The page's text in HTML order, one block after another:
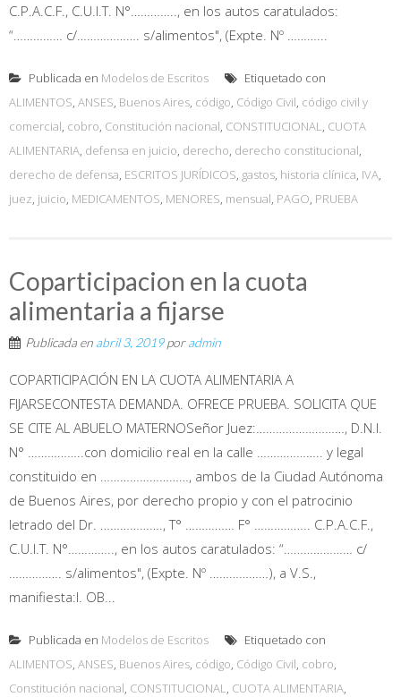
C.P.A.C.F., C.U.I.T. N°………….., en los autos caratulados:
“…………… c/………………. s/alimentos", (Expte. Nº ………...
Publicada en Modelos de Escritos
Etiquetado con
ALIMENTOS, ANSES, Buenos Aires, código, Código Civil, código civil y
comercial, cobro, Constitución nacional, CONSTITUCIONAL, CUOTA
ALIMENTARIA, defensa en juicio, derecho, derecho constitucional,
derecho de defensa, ESCRITOS JURÍDICOS, gastos, historia clínica, IVA,
juez, juicio, MEDICAMENTOS, MENORES, mensual, PAGO, PRUEBA
Coparticipacion en la cuota
alimentaria a fijarse
Publicada en abril 3, 2019poradmin
COPARTICIPACIÓN EN LA CUOTA ALIMENTARIA A
FIJARSECONTESTA DEMANDA. OFRECE PRUEBA. SOLICITA QUE
SE CITE AL ABUELO MATERNOSeñor Juez:………………………, D.N.I.
N° ……………..con domicilio real en la calle ……………….. y legal
constituido en ………………………, ambos de la Ciudad Autónoma
de Buenos Aires, por derecho propio y con el patrocinio
letrado del Dr. ………………., T° …………… F° …………….. C.P.A.C.F.,
C.U.I.T. N°………….., en los autos caratulados: “………………… c/
……………. s/alimentos", (Expte. Nº ………………), a V.S.,
manifiesta:I. OB...
Publicada en Modelos de Escritos
Etiquetado con
ALIMENTOS, ANSES, Buenos Aires, código, Código Civil, cobro,
Constitución nacional, CONSTITUCIONAL, CUOTA ALIMENTARIA,